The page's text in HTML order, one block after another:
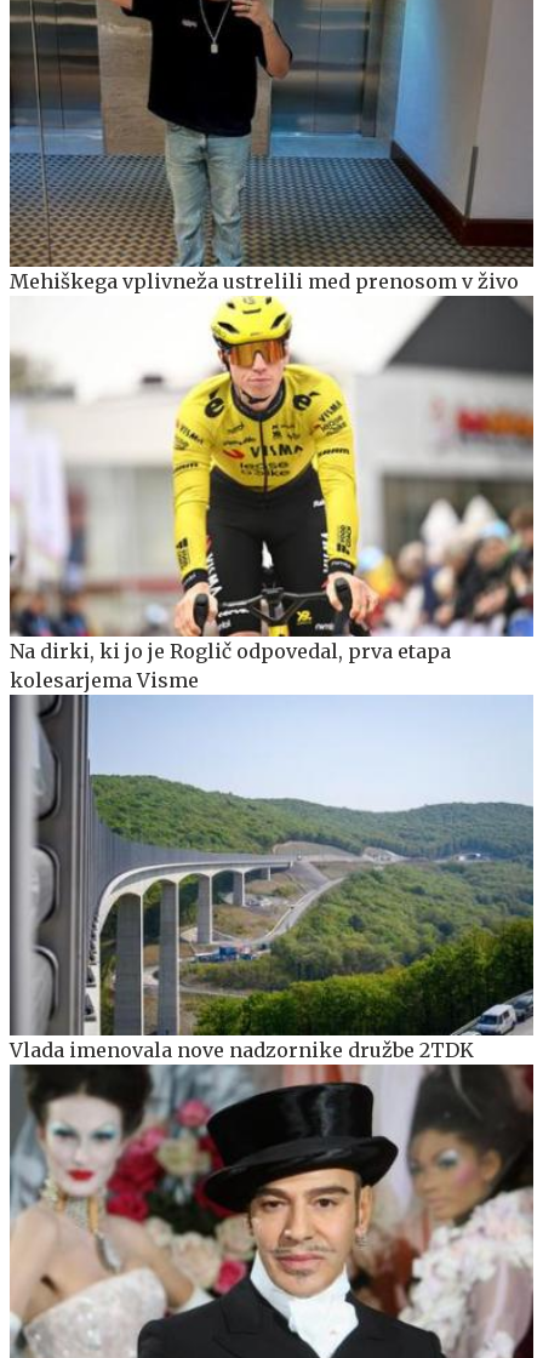
Mehiškega vplivneža ustrelili med prenosom v živo
Na dirki, ki jo je Roglič odpovedal, prva etapa
kolesarjema Visme
Vlada imenovala nove nadzornike družbe 2TDK